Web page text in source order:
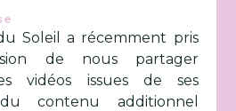
Soleil a récemment pris
de nous partager
vidéos issues de ses
contenu additionnel